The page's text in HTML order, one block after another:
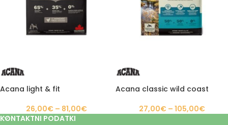
Acana light & fit
26,00€ – 81,00€
Acana classic wild coast
27,00€ – 105,00€
KONTAKTNI PODATKI